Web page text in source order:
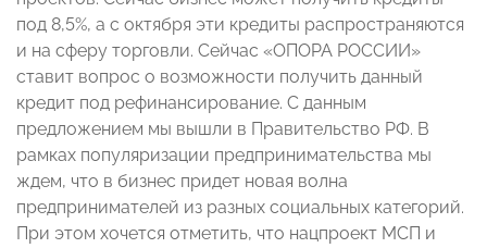
под 8,5%, а с октября эти кредиты распространяются
и на сферу торговли. Сейчас «ОПОРА РОССИИ»
ставит вопрос о возможности получить данный
кредит под рефинансирование. С данным
предложением мы вышли в Правительство РФ. В
рамках популяризации предпринимательства мы
ждем, что в бизнес придет новая волна
предпринимателей из разных социальных категорий.
При этом хочется отметить, что нацпроект МСП и